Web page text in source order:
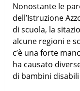
Nonostante le
dell’Istruzione
di scuola, la
alcune regioni e
c’è una forte
ha causato
di bambini